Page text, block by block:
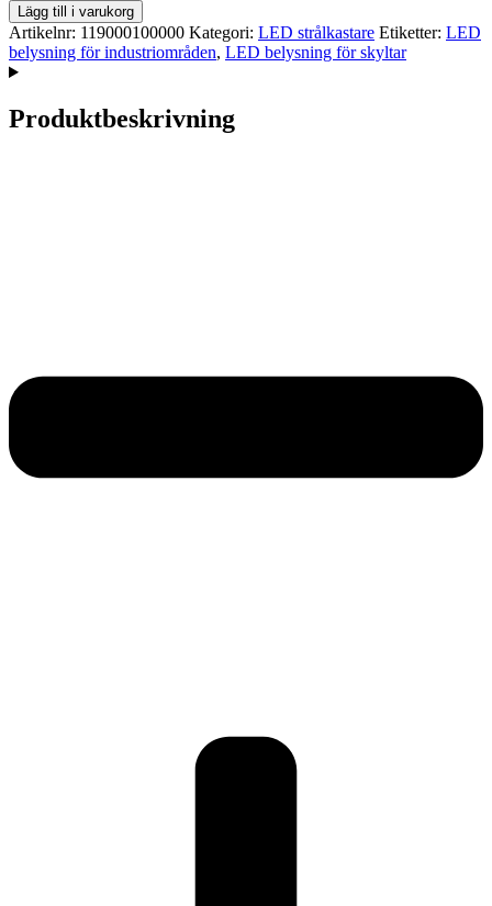
Lägg till i varukorg
Artikelnr: 119000100000 Kategori: LED strålkastare Etiketter: LED
belysning för industriområden, LED belysning för skyltar
Produktbeskrivning